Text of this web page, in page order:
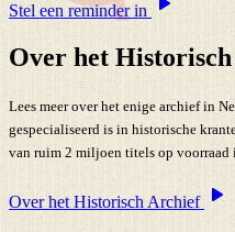
Stel een reminder in
Over het
Lees meer over het enige archief in
gespecialiseerd is in historische
van ruim 2 miljoen titels op voorraad
Over het Historisch Archief